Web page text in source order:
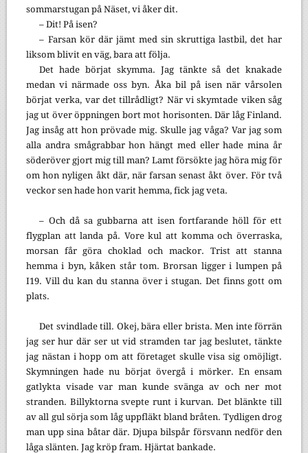
sommarstugan på Näset, vi åker dit.
– Dit! På isen?
– Farsan kör där jämt med sin skruttiga lastbil, det har
liksom blivit en väg, bara att följa.
Det hade börjat skymma. Jag tänkte så det knakade
medan vi närmade oss byn. Åka bil på isen när vårsolen
börjat verka, var det tillrådligt? När vi skymtade viken såg
jag ut över öppningen bort mot horisonten. Där låg Finland.
Jag insåg att hon prövade mig. Skulle jag våga? Var jag som
alla andra smågrabbar hon hängt med eller hade mina år
söderöver gjort mig till man? Lamt försökte jag höra mig för
om hon nyligen åkt där, när farsan senast åkt över. För två
veckor sen hade hon varit hemma, fick jag veta.
– Och då sa gubbarna att isen fortfarande höll för ett
flygplan att landa på. Vore kul att komma och överraska,
morsan får göra choklad och mackor. Trist att stanna
hemma i byn, kåken står tom. Brorsan ligger i lumpen på
I19. Vill du kan du stanna över i stugan. Det finns gott om
plats.
Det svindlade till. Okej, bära eller brista. Men inte förrän
jag ser hur där ser ut vid stramden tar jag beslutet, tänkte
jag nästan i hopp om att företaget skulle visa sig omöjligt.
Skymningen hade nu börjat övergå i mörker. En ensam
gatlykta visade var man kunde svänga av och ner mot
stranden. Billyktorna svepte runt i kurvan. Det blänkte till
av all gul sörja som låg uppfläkt bland bråten. Tydligen drog
man upp sina båtar där. Djupa bilspår försvann nedför den
låga slänten. Jag kröp fram. Hjärtat bankade.